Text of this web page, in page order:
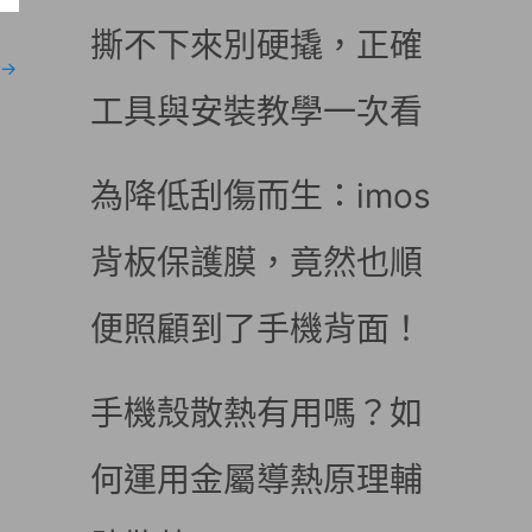
→
撕不下來別硬撬，正確
工具與安裝教學一次看
為降低刮傷而生：imos
背板保護膜，竟然也順
便照顧到了手機背面！
手機殼散熱有用嗎？如
何運用金屬導熱原理輔